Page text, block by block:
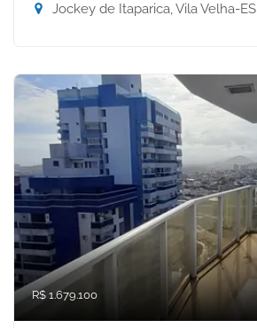
Jockey de Itaparica, Vila Velha-ES
R$ 1.679.100